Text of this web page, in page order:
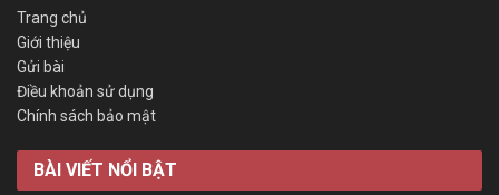
Trang chủ
Giới thiệu
Gửi bài
Điều khoản sử dụng
Chính sách bảo mật
BÀI VIẾT NỔI BẬT